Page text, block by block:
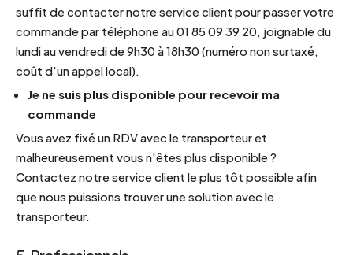
suffit de contacter notre service client pour passer votre
commande par téléphone au 01 85 09 39 20, joignable du
lundi au vendredi de 9h30 à 18h30 (numéro non surtaxé,
coût d'un appel local).
Je ne suis plus disponible pour recevoir ma
commande
Vous avez fixé un RDV avec le transporteur et
malheureusement vous n'êtes plus disponible ?
Contactez notre service client le plus tôt possible afin
que nous puissions trouver une solution avec le
transporteur.